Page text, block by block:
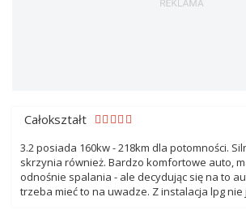
Całokształt
3.2 posiada 160kw - 218km dla potomności.
skrzynia również. Bardzo komfortowe auto,
odnośnie spalania - ale decydując się na to
trzeba mieć to na uwadze. Z instalacja lpg nie